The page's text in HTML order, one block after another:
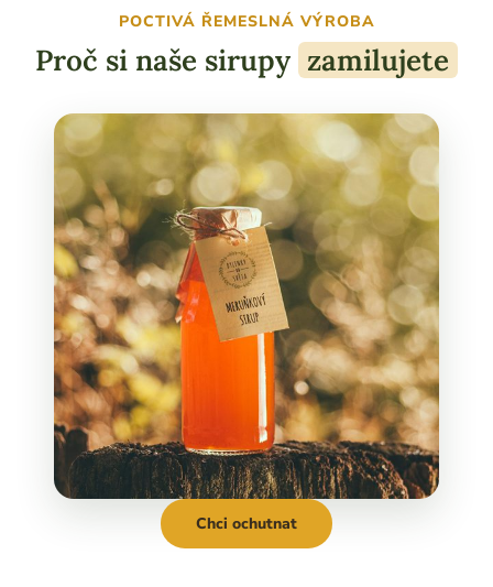
POCTIVÁ ŘEMESLNÁ VÝROBA
Proč si naše sirupy zamilujete
Chci ochutnat